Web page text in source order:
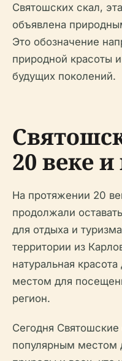
Святошских скал,
объявлена
Это обозначение
природной красоты
будущих поколений.
20 веке
На протяжении 20
продолжали
для отдыха и
территории из
натуральная
местом для
регион.
Сегодня
популярным местом